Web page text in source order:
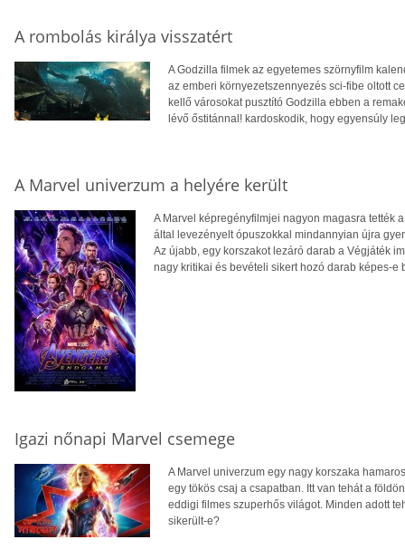
A rombolás királya visszatért
A Godzilla filmek az egyetemes szörnyfilm
az emberi környezetszennyezés sci-fibe oltott
kellő városokat pusztító Godzilla ebben a
lévő őstitánnal! kardoskodik, hogy egyensúly
A Marvel univerzum a helyére került
A Marvel képregényfilmjei nagyon magasra tették
által levezényelt ópuszokkal mindannyian újra
Az újabb, egy korszakot lezáró darab a Végjáték
nagy kritikai és bevételi sikert hozó darab képes-e
Igazi nőnapi Marvel csemege
A Marvel univerzum egy nagy korszaka
egy tökös csaj a csapatban. Itt van tehát a
eddigi filmes szuperhős világot. Minden adott
sikerült-e?